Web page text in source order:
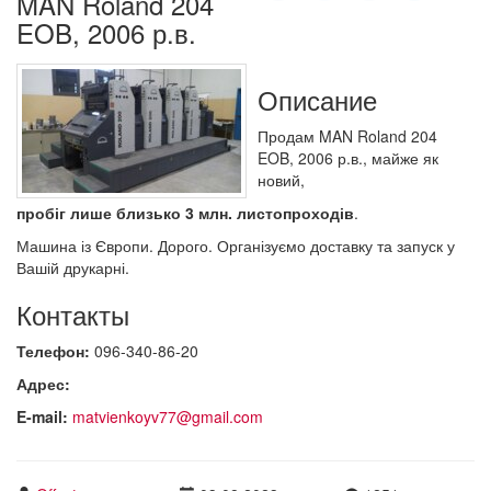
EOB, 2006 р.в.
Описание
Продам MAN Roland 204
EOB, 2006 р.в., майже як
новий,
пробіг лише близько 3 млн. листопроходів.
Машина із Європи. Дорого. Організуємо доставку та запуск у
Вашій друкарні.
Контакты
Телефон: 096-340-86-20
Адрес:
E-mail: matvienkoyv77@gmail.com